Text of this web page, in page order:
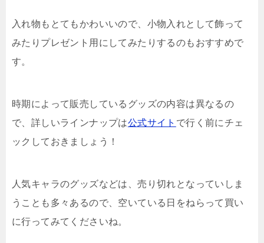
入れ物もとてもかわいいので、小物入れとして飾って
みたりプレゼント用にしてみたりするのもおすすめで
す。
時期によって販売しているグッズの内容は異なるの
で、詳しいラインナップは公式サイト で行く前にチェ
ックしておきましょう！
人気キャラのグッズなどは、売り切れとなっていしま
うことも多々あるので、空いている日をねらって買い
に行ってみてくださいね。